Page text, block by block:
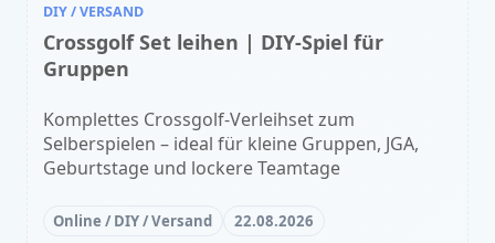
DIY / VERSAND
Crossgolf Set leihen | DIY-Spiel für
Gruppen
Komplettes Crossgolf-Verleihset zum
Selberspielen – ideal für kleine Gruppen, JGA,
Geburtstage und lockere Teamtage
Online / DIY / Versand 22.08.2026